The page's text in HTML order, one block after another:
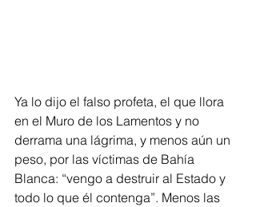
Ya lo dijo el falso profeta, el que llora
en el Muro de los Lamentos y no
derrama una lágrima, y menos aún un
peso, por las víctimas de Bahía
Blanca: “vengo a destruir al Estado y
todo lo que él contenga”. Menos las